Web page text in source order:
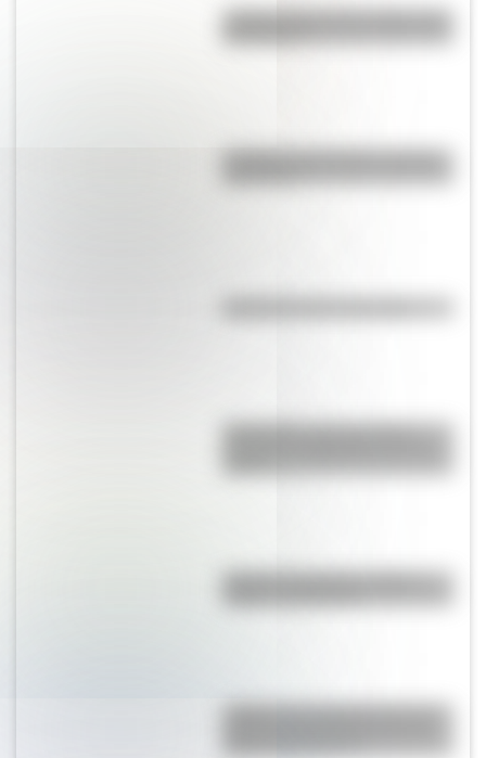
¿Sabías cómo fue la infancia de
La vida de San Martín contada
Efemérides: tres cosas que
Bandera de Bolivia: historia,
¿Sabías que Argentina tuvo la